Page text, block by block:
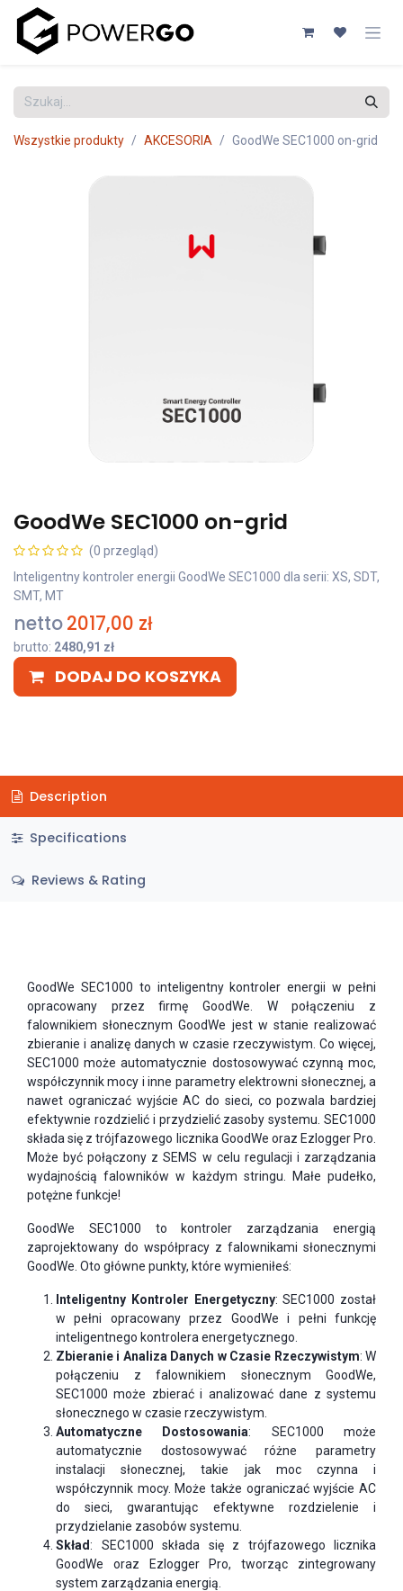
Przejdź do zawartości
Wszystkie produkty AKCESORIA GoodWe SEC1000 on-grid
GoodWe SEC1000 on-grid
(0 przegląd)
Inteligentny kontroler energii GoodWe SEC1000 dla serii: XS, SDT,
SMT, MT
netto2017,00 zł
brutto: 2480,91 zł
DODAJ DO KOSZYKA
Description
Specifications
Reviews & Rating
GoodWe SEC1000 to inteligentny kontroler energii w pełni
opracowany przez firmę GoodWe. W połączeniu z
falownikiem słonecznym GoodWe jest w stanie realizować
zbieranie i analizę danych w czasie rzeczywistym. Co więcej,
SEC1000 może automatycznie dostosowywać czynną moc,
współczynnik mocy i inne parametry elektrowni słonecznej, a
nawet ograniczać wyjście AC do sieci, co pozwala bardziej
efektywnie rozdzielić i przydzielić zasoby systemu. SEC1000
składa się z trójfazowego licznika GoodWe oraz Ezlogger Pro.
Może być połączony z SEMS w celu regulacji i zarządzania
wydajnością falowników w każdym stringu. Małe pudełko,
potężne funkcje!
GoodWe SEC1000 to kontroler zarządzania energią
zaprojektowany do współpracy z falownikami słonecznymi
GoodWe. Oto główne punkty, które wymieniłeś:
Inteligentny Kontroler Energetyczny: SEC1000 został
w pełni opracowany przez GoodWe i pełni funkcję
inteligentnego kontrolera energetycznego.
Zbieranie i Analiza Danych w Czasie Rzeczywistym: W
połączeniu z falownikiem słonecznym GoodWe,
SEC1000 może zbierać i analizować dane z systemu
słonecznego w czasie rzeczywistym.
Automatyczne Dostosowania: SEC1000 może
automatycznie dostosowywać różne parametry
instalacji słonecznej, takie jak moc czynna i
współczynnik mocy. Może także ograniczać wyjście AC
do sieci, gwarantując efektywne rozdzielenie i
przydzielanie zasobów systemu.
Skład: SEC1000 składa się z trójfazowego licznika
GoodWe oraz Ezlogger Pro, tworząc zintegrowany
system zarządzania energią.